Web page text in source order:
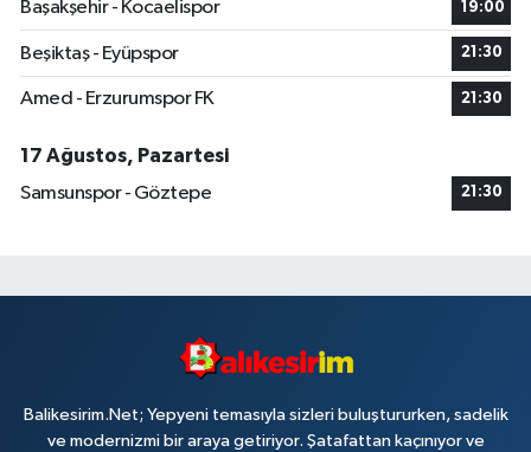
Başakşehir - Kocaelispor
19:00
Beşiktaş - Eyüpspor 21:30
Amed - Erzurumspor FK 21:30
17 Ağustos, Pazartesi
Samsunspor - Göztepe
21:30
Balikesirim.Net; Yepyeni temasıyla sizleri buluştururken, sadelik
ve modernizmi bir araya getiriyor. Şatafattan kaçınıyor ve